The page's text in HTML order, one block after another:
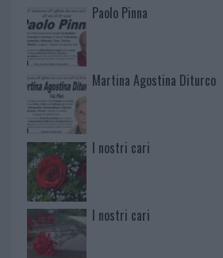
Paolo Pinna
Martina Agostina Diturco
I nostri cari
I nostri cari